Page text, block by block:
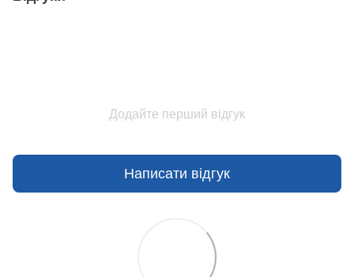
Додайте перший відгук
Написати відгук